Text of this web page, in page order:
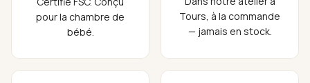
pour la chambre de
bébé.
Tours, à la commande
— jamais en stock.